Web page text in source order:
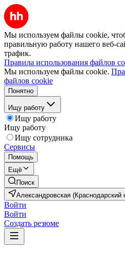
Мы используем файлы cookie,
правильную работу нашего веб-
трафик.
Правила использования файлов
Мы используем файлы cookie.
файлов cookie
Понятно
Ищу работу
Ищу работу
Ищу работу
Ищу сотрудника
Сервисы
Помощь
Ещё
Поиск
Александровская (Краснодарский
Войти
Войти
Создать резюме